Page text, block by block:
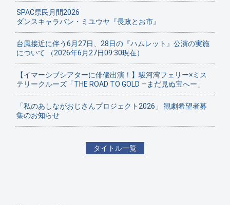
SPAC県民月間2026
ダンスキャラバン・ミユウヤ『長政とお市』
台風接近に伴う6月27日、28日の『ハムレット』公演の実施
について （2026年6月27日09:30現在）
【イマーシブシアターに俳優出演！】駿河湾フェリー×ミス
テリークルーズ「THE ROAD TO GOLD ―まだ見ぬ宝へー」
「私のあしながおじさんプロジェクト2026」 観劇希望者募
集のお知らせ
タイトル一覧